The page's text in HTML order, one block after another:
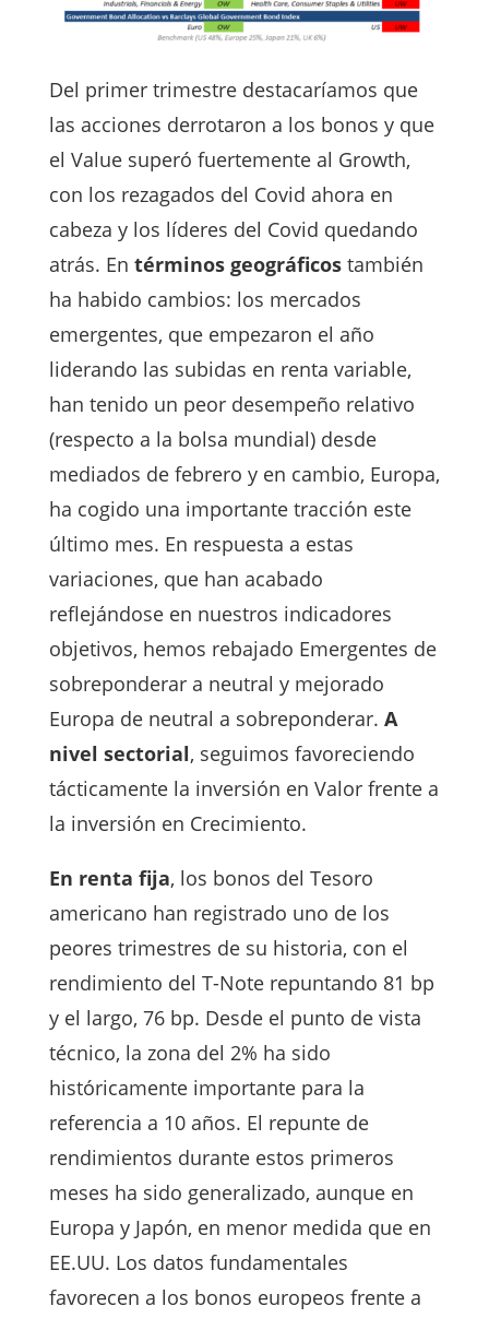
Del primer trimestre destacaríamos que
las acciones derrotaron a los bonos y que
el Value superó fuertemente al Growth,
con los rezagados del Covid ahora en
cabeza y los líderes del Covid quedando
atrás. En términos geográficostambién
ha habido cambios: los mercados
emergentes, que empezaron el año
liderando las subidas en renta variable,
han tenido un peor desempeño relativo
(respecto a la bolsa mundial) desde
mediados de febrero y en cambio, Europa,
ha cogido una importante tracción este
último mes. En respuesta a estas
variaciones, que han acabado
reflejándose en nuestros indicadores
objetivos, hemos rebajado Emergentes de
sobreponderar a neutral y mejorado
Europa de neutral a sobreponderar. A
nivel sectorial, seguimos favoreciendo
tácticamente la inversión en Valor frente a
la inversión en Crecimiento.
En renta fija, los bonos del Tesoro
americano han registrado uno de los
peores trimestres de su historia, con el
rendimiento del T-Note repuntando 81 bp
y el largo, 76 bp. Desde el punto de vista
técnico, la zona del 2% ha sido
históricamente importante para la
referencia a 10 años. El repunte de
rendimientos durante estos primeros
meses ha sido generalizado, aunque en
Europa y Japón, en menor medida que en
EE.UU. Los datos fundamentales
favorecen a los bonos europeos frente a